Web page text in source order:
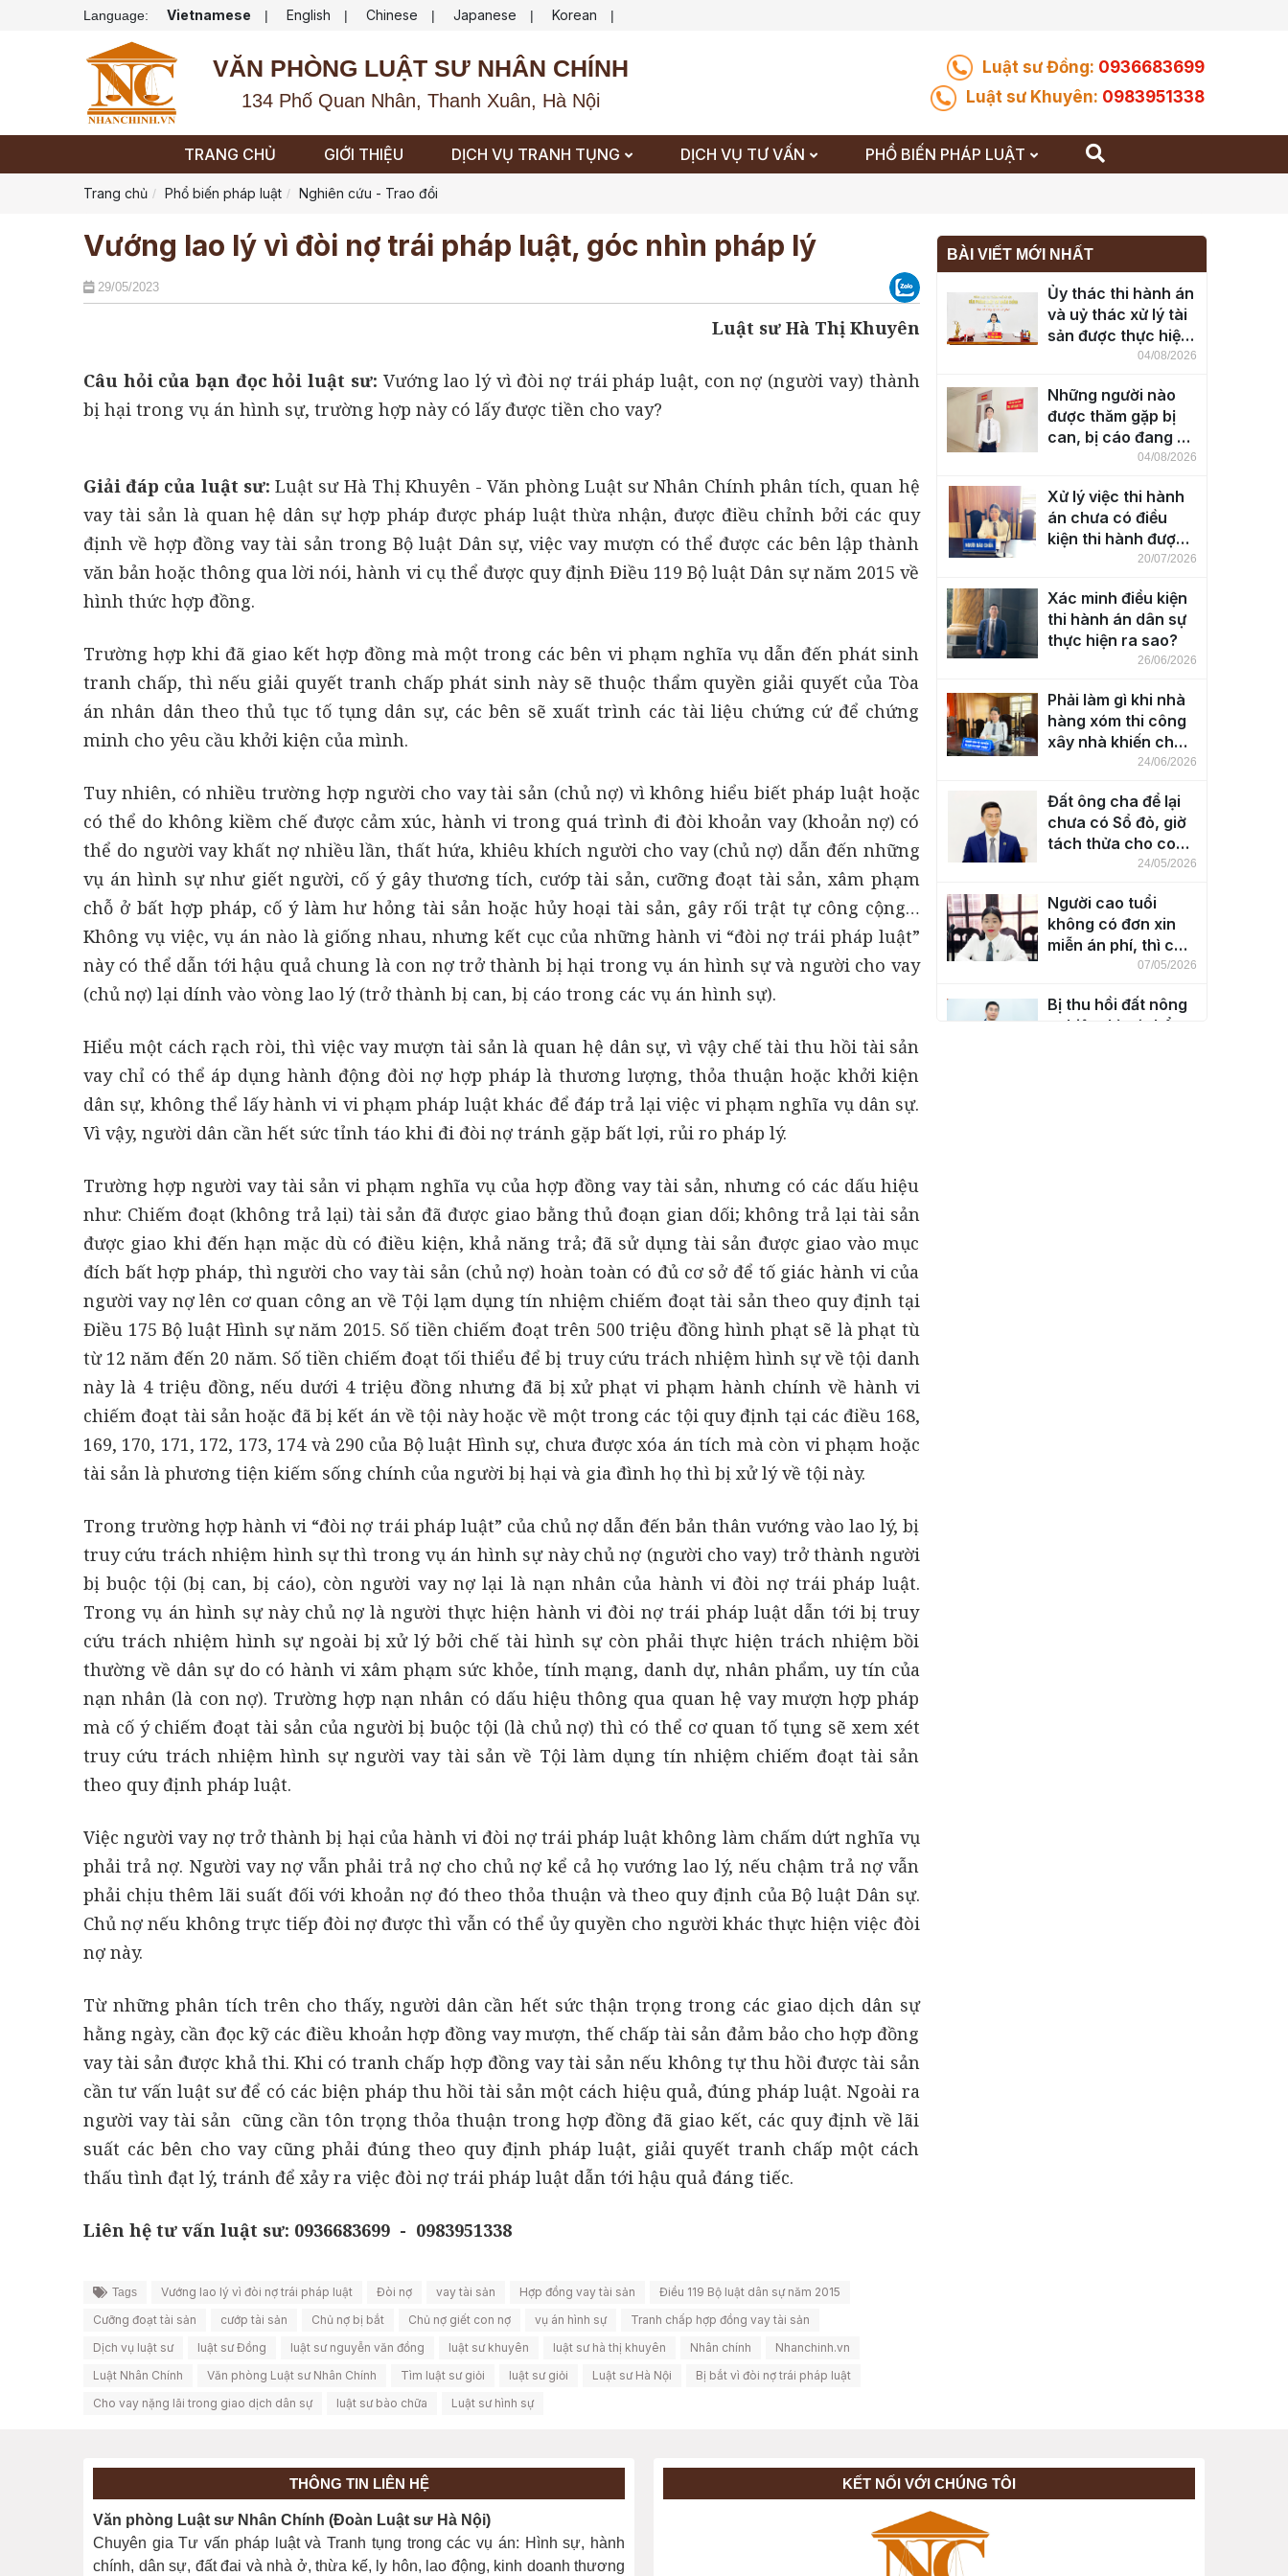
Language: Vietnamese | English | Chinese | Japanese | Korean |
VĂN PHÒNG LUẬT SƯ NHÂN CHÍNH
134 Phố Quan Nhân, Thanh Xuân, Hà Nội
Luật sư Đồng: 0936683699
Luật sư Khuyên: 0983951338
TRANG CHỦ GIỚI THIỆU DỊCH VỤ TRANH TỤNG DỊCH VỤ TƯ VẤN PHỔ BIẾN PHÁP LUẬT
Trang chủ Phổ biến pháp luật Nghiên cứu - Trao đổi
Vướng lao lý vì đòi nợ trái pháp luật, góc nhìn pháp lý
29/05/2023
Luật sư Hà Thị Khuyên
Câu hỏi của bạn đọc hỏi luật sư: Vướng lao lý vì đòi nợ trái pháp luật, con nợ (người vay) thành
bị hại trong vụ án hình sự, trường hợp này có lấy được tiền cho vay?
Giải đáp của luật sư:Luật sư Hà Thị Khuyên - Văn phòng Luật sư Nhân Chính phân tích, quan hệ
vay tài sản là quan hệ dân sự hợp pháp được pháp luật thừa nhận, được điều chỉnh bởi các quy
định về hợp đồng vay tài sản trong Bộ luật Dân sự, việc vay mượn có thể được các bên lập thành
văn bản hoặc thông qua lời nói, hành vi cụ thể được quy định Điều 119 Bộ luật Dân sự năm 2015 về
hình thức hợp đồng.
Trường hợp khi đã giao kết hợp đồng mà một trong các bên vi phạm nghĩa vụ dẫn đến phát sinh
tranh chấp, thì nếu giải quyết tranh chấp phát sinh này sẽ thuộc thẩm quyền giải quyết của Tòa
án nhân dân theo thủ tục tố tụng dân sự, các bên sẽ xuất trình các tài liệu chứng cứ để chứng
minh cho yêu cầu khởi kiện của mình.
Tuy nhiên, có nhiều trường hợp người cho vay tài sản (chủ nợ) vì không hiểu biết pháp luật hoặc
có thể do không kiềm chế được cảm xúc, hành vi trong quá trình đi đòi khoản vay (khoản nợ) có
thể do người vay khất nợ nhiều lần, thất hứa, khiêu khích người cho vay (chủ nợ) dẫn đến những
vụ án hình sự như giết người, cố ý gây thương tích, cướp tài sản, cưỡng đoạt tài sản, xâm phạm
chỗ ở bất hợp pháp, cố ý làm hư hỏng tài sản hoặc hủy hoại tài sản, gây rối trật tự công cộng…
Không vụ việc, vụ án nào là giống nhau, nhưng kết cục của những hành vi “đòi nợ trái pháp luật”
này có thể dẫn tới hậu quả chung là con nợ trở thành bị hại trong vụ án hình sự và người cho vay
(chủ nợ) lại dính vào vòng lao lý (trở thành bị can, bị cáo trong các vụ án hình sự).
Hiểu một cách rạch ròi, thì việc vay mượn tài sản là quan hệ dân sự, vì vậy chế tài thu hồi tài sản
vay chỉ có thể áp dụng hành động đòi nợ hợp pháp là thương lượng, thỏa thuận hoặc khởi kiện
dân sự, không thể lấy hành vi vi phạm pháp luật khác để đáp trả lại việc vi phạm nghĩa vụ dân sự.
Vì vậy, người dân cần hết sức tỉnh táo khi đi đòi nợ tránh gặp bất lợi, rủi ro pháp lý.
Trường hợp người vay tài sản vi phạm nghĩa vụ của hợp đồng vay tài sản, nhưng có các dấu hiệu
như: Chiếm đoạt (không trả lại) tài sản đã được giao bằng thủ đoạn gian dối; không trả lại tài sản
được giao khi đến hạn mặc dù có điều kiện, khả năng trả; đã sử dụng tài sản được giao vào mục
đích bất hợp pháp, thì người cho vay tài sản (chủ nợ) hoàn toàn có đủ cơ sở để tố giác hành vi của
người vay nợ lên cơ quan công an về Tội lạm dụng tín nhiệm chiếm đoạt tài sản theo quy định tại
Điều 175 Bộ luật Hình sự năm 2015. Số tiền chiếm đoạt trên 500 triệu đồng hình phạt sẽ là phạt tù
từ 12 năm đến 20 năm. Số tiền chiếm đoạt tối thiểu để bị truy cứu trách nhiệm hình sự về tội danh
này là 4 triệu đồng, nếu dưới 4 triệu đồng nhưng đã bị xử phạt vi phạm hành chính về hành vi
chiếm đoạt tài sản hoặc đã bị kết án về tội này hoặc về một trong các tội quy định tại các điều 168,
169, 170, 171, 172, 173, 174 và 290 của Bộ luật Hình sự, chưa được xóa án tích mà còn vi phạm hoặc
tài sản là phương tiện kiếm sống chính của người bị hại và gia đình họ thì bị xử lý về tội này.
Trong trường hợp hành vi “đòi nợ trái pháp luật” của chủ nợ dẫn đến bản thân vướng vào lao lý, bị
truy cứu trách nhiệm hình sự thì trong vụ án hình sự này chủ nợ (người cho vay) trở thành người
bị buộc tội (bị can, bị cáo), còn người vay nợ lại là nạn nhân của hành vi đòi nợ trái pháp luật.
Trong vụ án hình sự này chủ nợ là người thực hiện hành vi đòi nợ trái pháp luật dẫn tới bị truy
cứu trách nhiệm hình sự ngoài bị xử lý bởi chế tài hình sự còn phải thực hiện trách nhiệm bồi
thường về dân sự do có hành vi xâm phạm sức khỏe, tính mạng, danh dự, nhân phẩm, uy tín của
nạn nhân (là con nợ). Trường hợp nạn nhân có dấu hiệu thông qua quan hệ vay mượn hợp pháp
mà cố ý chiếm đoạt tài sản của người bị buộc tội (là chủ nợ) thì có thể cơ quan tố tụng sẽ xem xét
truy cứu trách nhiệm hình sự người vay tài sản về Tội làm dụng tín nhiệm chiếm đoạt tài sản
theo quy định pháp luật.
Việc người vay nợ trở thành bị hại của hành vi đòi nợ trái pháp luật không làm chấm dứt nghĩa vụ
phải trả nợ. Người vay nợ vẫn phải trả nợ cho chủ nợ kể cả họ vướng lao lý, nếu chậm trả nợ vẫn
phải chịu thêm lãi suất đối với khoản nợ đó theo thỏa thuận và theo quy định của Bộ luật Dân sự.
Chủ nợ nếu không trực tiếp đòi nợ được thì vẫn có thể ủy quyền cho người khác thực hiện việc đòi
nợ này.
Từ những phân tích trên cho thấy, người dân cần hết sức thận trọng trong các giao dịch dân sự
hằng ngày, cần đọc kỹ các điều khoản hợp đồng vay mượn, thế chấp tài sản đảm bảo cho hợp đồng
vay tài sản được khả thi. Khi có tranh chấp hợp đồng vay tài sản nếu không tự thu hồi được tài sản
cần tư vấn luật sư để có các biện pháp thu hồi tài sản một cách hiệu quả, đúng pháp luật. Ngoài ra
người vay tài sản cũng cần tôn trọng thỏa thuận trong hợp đồng đã giao kết, các quy định về lãi
suất các bên cho vay cũng phải đúng theo quy định pháp luật, giải quyết tranh chấp một cách
thấu tình đạt lý, tránh để xảy ra việc đòi nợ trái pháp luật dẫn tới hậu quả đáng tiếc.
Liên hệ tư vấn luật sư: 0936683699 - 0983951338
Tags Vướng lao lý vì đòi nợ trái pháp luật Đòi nợ vay tài sản Hợp đồng vay tài sản
Điều 119 Bộ luật dân sự năm 2015
Cưỡng đoạt tài sản
cướp tài sản Chủ nợ bị bắt Chủ nợ giết con nợ vụ án hình sự
Tranh chấp hợp đồng vay tài sản
Dịch vụ luật sư
luật sư Đồng luật sư nguyễn văn đồng luật sư khuyên luật sư hà thị khuyên Nhân chính
Nhanchinh.vn
Luật Nhân Chính
Văn phòng Luật sư Nhân Chính Tìm luật sư giỏi luật sư giỏi Luật sư Hà Nội
Bị bắt vì đòi nợ trái pháp luật
Cho vay nặng lãi trong giao dịch dân sự
luật sư bào chữa Luật sư hình sự
BÀI VIẾT MỚI NHẤT
Ủy thác thi hành án
và uỷ thác xử lý tài
sản được thực hiện
04/08/2026
Những người nào
được thăm gặp bị
can, bị cáo đang bị
04/08/2026
Xử lý việc thi hành
án chưa có điều
kiện thi hành được
thực hiện ra sao?
20/07/2026
Xác minh điều kiện
thi hành án dân sự
thực hiện ra sao?
26/06/2026
Phải làm gì khi nhà
hàng xóm thi công
xây nhà khiến cho
nhà bên cạnh bị24/06/2026
Đất ông cha để lại
chưa có Sổ đỏ, giờ
tách thửa cho con
cháu luôn có được
24/05/2026
Người cao tuổi
không có đơn xin
miễn án phí, thì có
đương nhiên được
07/05/2026
Bị thu hồi đất nông
nghiệp thì có thể
THÔNG TIN LIÊN HỆ
Văn phòng Luật sư Nhân Chính (Đoàn Luật sư Hà Nội)
Chuyên gia Tư vấn pháp luật và Tranh tụng trong các vụ án: Hình sự, hành
chính, dân sự, đất đai và nhà ở, thừa kế, ly hôn, lao động, kinh doanh thương
KẾT NỐI VỚI CHÚNG TÔI